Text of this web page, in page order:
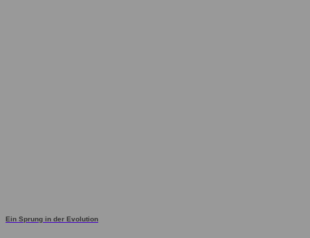
Ein Sprung in der Evolution